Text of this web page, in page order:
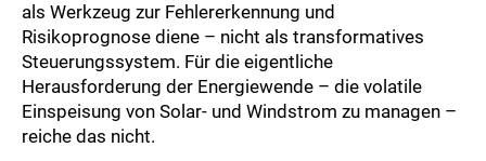
als Werkzeug zur Fehlererkennung und
Risikoprognose diene – nicht als transformatives
Steuerungssystem. Für die eigentliche
Herausforderung der Energiewende – die volatile
Einspeisung von Solar- und Windstrom zu managen –
reiche das nicht.